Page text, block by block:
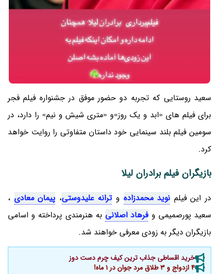
سعید روستایی که تجربه دو حضور موفق در جشنواره فیلم فجر
برای فیلم های «ابد و یک روز»و «متری شیش و نیم» را دارد، در
سومین فیلم بلند سینمایی خود داستان متفاوتی را روایت خواهد
کرد.
بازیگران فیلم برادران لیلا
در این فیلم نوید محمدزاده وترانه علیدوستی، پیمان معادی ،
سعید پورصمیمی وفرهاد اصلانی به هنرمندی پرداخته و اسامی
بازیگران دیگر به زودی معرفی خواهند شد.
خرید اقساطی جذاب ترین کیف چرم دست دوز
4 ازدواج و 3 طلاق مرد جوان در 1 ماه!